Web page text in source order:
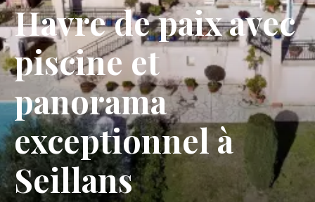
Havre de paix avec
piscine et
panorama
exceptionnel à
Seillans